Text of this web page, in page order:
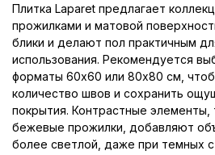
Плитка Laparet предлагает
прожилками и матовой
блики и делают пол практичным
использования. Рекомендуется
форматы 60x60 или 80x80 см,
количество швов и сохранить
покрытия. Контрастные элементы,
бежевые прожилки, добавляют
более светлой, даже при темных